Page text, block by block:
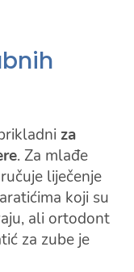
za
. Za mlađe
liječenje
koji su
ali ortodont
za zube je